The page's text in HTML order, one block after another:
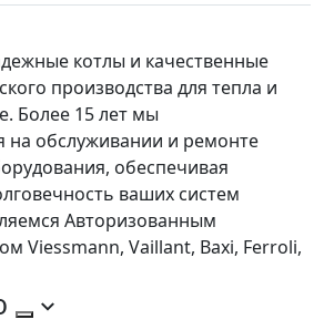
котлы и качественные
производства для тепла и
Более 15 лет мы
на обслуживании и ремонте
обеспечивая
ваших систем
Авторизованным
Viessmann, Vaillant, Baxi, Ferroli,